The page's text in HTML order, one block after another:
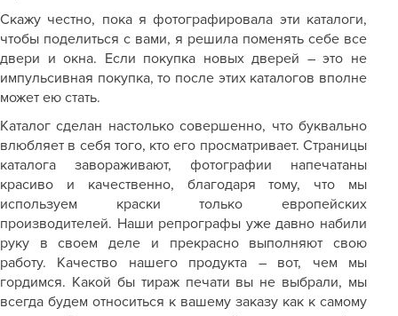
Скажу честно, пока я фотографировала эти каталоги,
чтобы поделиться с вами, я решила поменять себе все
двери и окна. Если покупка новых дверей – это не
импульсивная покупка, то после этих каталогов вполне
может ею стать.
Каталог сделан настолько совершенно, что буквально
влюбляет в себя того, кто его просматривает. Страницы
каталога завораживают, фотографии напечатаны
красиво и качественно, благодаря тому, что мы
используем краски только европейских
производителей. Наши репрографы уже давно набили
руку в своем деле и прекрасно выполняют свою
работу. Качество нашего продукта – вот, чем мы
гордимся. Какой бы тираж печати вы не выбрали, мы
всегда будем относиться к вашему заказу как к самому